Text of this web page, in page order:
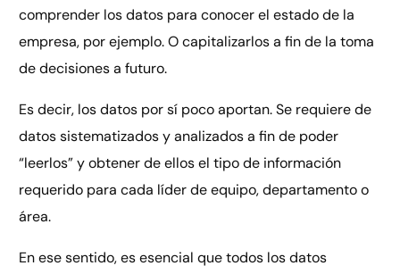
comprender los datos para conocer el estado de la
empresa, por ejemplo. O capitalizarlos a fin de la toma
de decisiones a futuro.
Es decir, los datos por sí poco aportan. Se requiere de
datos sistematizados y analizados a fin de poder
“leerlos” y obtener de ellos el tipo de información
requerido para cada líder de equipo, departamento o
área.
En ese sentido, es esencial que todos los datos